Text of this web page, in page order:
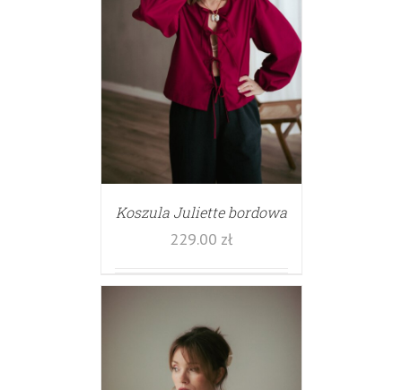
Koszula Juliette bordowa
229.00 zł